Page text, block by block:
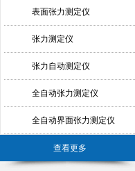
表面张力测定仪
张力测定仪
张力自动测定仪
全自动张力测定仪
全自动界面张力测定仪
查看更多